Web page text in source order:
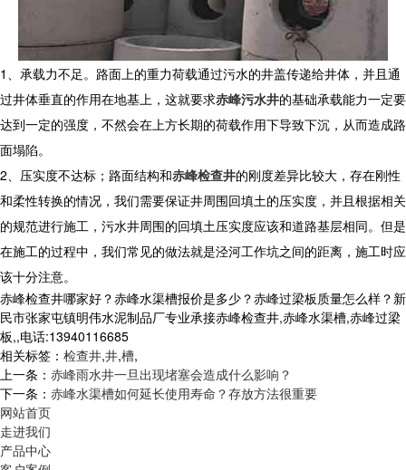
1、承载力不足。路面上的重力荷载通过污水的井盖传递给井体，并且通
过井体垂直的作用在地基上，这就要求赤峰污水井的基础承载能力一定要
达到一定的强度，不然会在上方长期的荷载作用下导致下沉，从而造成路
面塌陷。
2、压实度不达标；路面结构和赤峰检查井的刚度差异比较大，存在刚性
和柔性转换的情况，我们需要保证井周围回填土的压实度，并且根据相关
的规范进行施工，污水井周围的回填土压实度应该和道路基层相同。但是
在施工的过程中，我们常见的做法就是泾河工作坑之间的距离，施工时应
该十分注意。
赤峰检查井哪家好？赤峰水渠槽报价是多少？赤峰过梁板质量怎么样？新
民市张家屯镇明伟水泥制品厂专业承接赤峰检查井,赤峰水渠槽,赤峰过梁
板,,电话:13940116685
相关标签： 检查井,井,槽,
上一条： 赤峰雨水井一旦出现堵塞会造成什么影响？
下一条： 赤峰水渠槽如何延长使用寿命？存放方法很重要
网站首页
走进我们
产品中心